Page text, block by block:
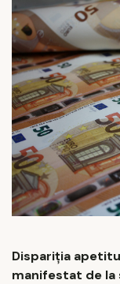
Dispariția
manifestat de